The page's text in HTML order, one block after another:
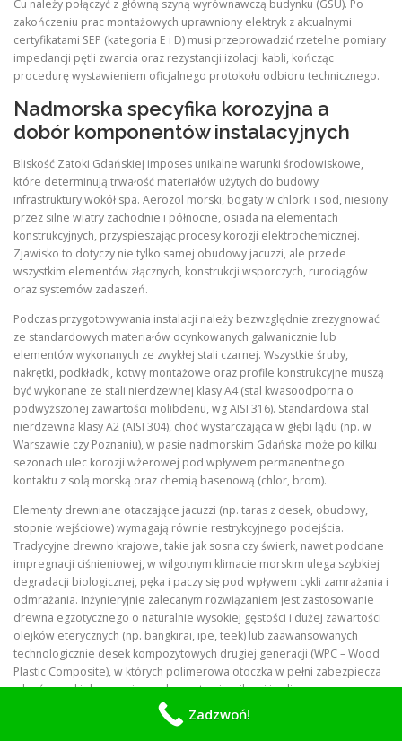
Cu należy połączyć z główną szyną wyrównawczą budynku (GSU). Po
zakończeniu prac montażowych uprawniony elektryk z aktualnymi
certyfikatami SEP (kategoria E i D) musi przeprowadzić rzetelne pomiary
impedancji pętli zwarcia oraz rezystancji izolacji kabli, kończąc
procedurę wystawieniem oficjalnego protokołu odbioru technicznego.
Nadmorska specyfika korozyjna a
dobór komponentów instalacyjnych
Bliskość Zatoki Gdańskiej imposes unikalne warunki środowiskowe,
które determinują trwałość materiałów użytych do budowy
infrastruktury wokół spa. Aerozol morski, bogaty w chlorki i sod, niesiony
przez silne wiatry zachodnie i północne, osiada na elementach
konstrukcyjnych, przyspieszając procesy korozji elektrochemicznej.
Zjawisko to dotyczy nie tylko samej obudowy jacuzzi, ale przede
wszystkim elementów złącznych, konstrukcji wsporczych, rurociągów
oraz systemów zadaszeń.
Podczas przygotowywania instalacji należy bezwzględnie zrezygnować
ze standardowych materiałów ocynkowanych galwanicznie lub
elementów wykonanych ze zwykłej stali czarnej. Wszystkie śruby,
nakrętki, podkładki, kotwy montażowe oraz profile konstrukcyjne muszą
być wykonane ze stali nierdzewnej klasy A4 (stal kwasoodporna o
podwyższonej zawartości molibdenu, wg AISI 316). Standardowa stal
nierdzewna klasy A2 (AISI 304), choć wystarczająca w głębi lądu (np. w
Warszawie czy Poznaniu), w pasie nadmorskim Gdańska może po kilku
sezonach ulec korozji wżerowej pod wpływem permanentnego
kontaktu z solą morską oraz chemią basenową (chlor, brom).
Elementy drewniane otaczające jacuzzi (np. taras z desek, obudowy,
stopnie wejściowe) wymagają równie restrykcyjnego podejścia.
Tradycyjne drewno krajowe, takie jak sosna czy świerk, nawet poddane
impregnacji ciśnieniowej, w wilgotnym klimacie morskim ulega szybkiej
degradacji biologicznej, pęka i paczy się pod wpływem cykli zamrażania i
odmrażania. Inżynieryjnie zalecanym rozwiązaniem jest zastosowanie
drewna egzotycznego o naturalnie wysokiej gęstości i dużej zawartości
olejków eterycznych (np. bangkirai, ipe, teek) lub zaawansowanych
technologicznie desek kompozytowych drugiej generacji (WPC – Wood
Plastic Composite), w których polimerowa otoczka w pełni zabezpiecza
rdzeń mączki drzewnej przed penetracją wilgoci i soli.
Zaawansowana gospodarka wodno-
Zadzwoń!